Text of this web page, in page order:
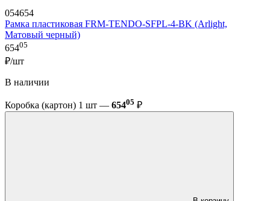
054654
Рамка пластиковая FRM-TENDO-SFPL-4-BK (Arlight,
Матовый черный)
65405
₽/шт
В наличии
Коробка (картон) 1 шт — 65405 ₽